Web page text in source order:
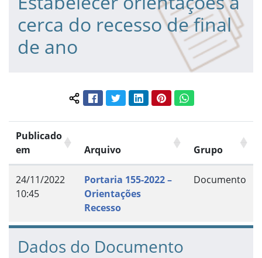
cerca do recesso de final
de ano
Compartilhar conteúdo:
FacebookTwitterLinkedInPinterestWhatsApp
Publicado
em
Arquivo Grupo
24/11/2022
10:45
Portaria 155-2022 –
Orientações
Recesso
Documento
Dados do Documento